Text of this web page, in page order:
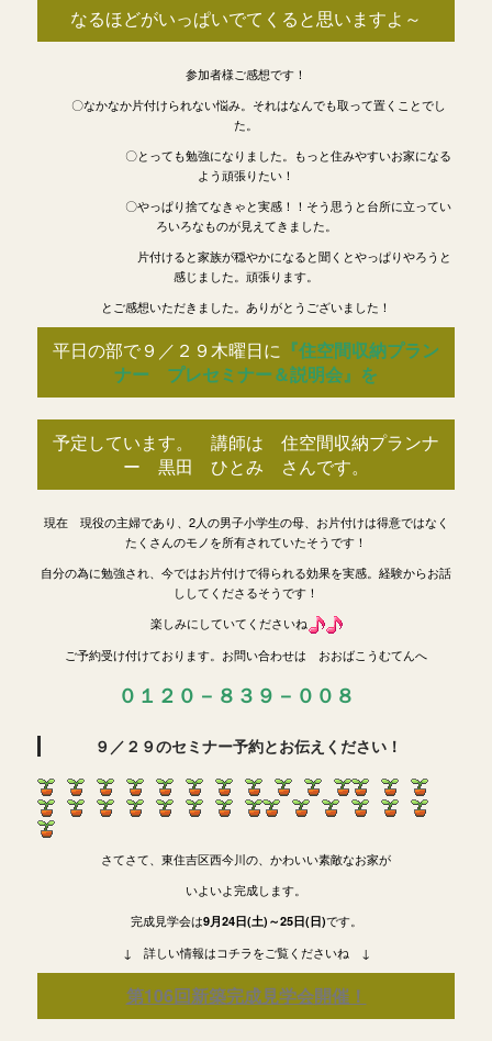
なるほどがいっぱいでてくると思いますよ～
参加者様ご感想です！
〇なかなか片付けられない悩み。それはなんでも取って置くことでし
た。
〇とっても勉強になりました。もっと住みやすいお家になる
よう頑張りたい！
〇やっぱり捨てなきゃと実感！！そう思うと台所に立ってい
ろいろなものが見えてきました。
片付けると家族が穏やかになると聞くとやっぱりやろうと
感じました。頑張ります。
とご感想いただきました。ありがとうございました！
平日の部で９／２９木曜日に 『住空間収納プラン
ナー プレセミナー＆説明会』を
予定しています。 講師は 住空間収納プランナ
ー 黒田 ひとみ さんです。
現在 現役の主婦であり、2人の男子小学生の母、お片付けは得意ではなく
たくさんのモノを所有されていたそうです！
自分の為に勉強され、今ではお片付けで得られる効果を実感。経験からお話
ししてくださるそうです！
楽しみにしていてくださいね
ご予約受け付けております。お問い合わせは おおばこうむてんへ
０１２０－８３９－００８
９／２９のセミナー予約とお伝えください！
さてさて、東住吉区西今川の、かわいい素敵なお家が
いよいよ完成します。
完成見学会は9月24日(土)～25日(日)です。
↓ 詳しい情報はコチラをご覧くださいね ↓
第106回新築完成見学会開催！